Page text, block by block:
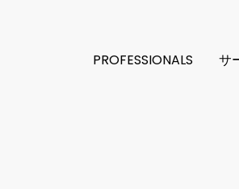
PROFESSIONALS サ